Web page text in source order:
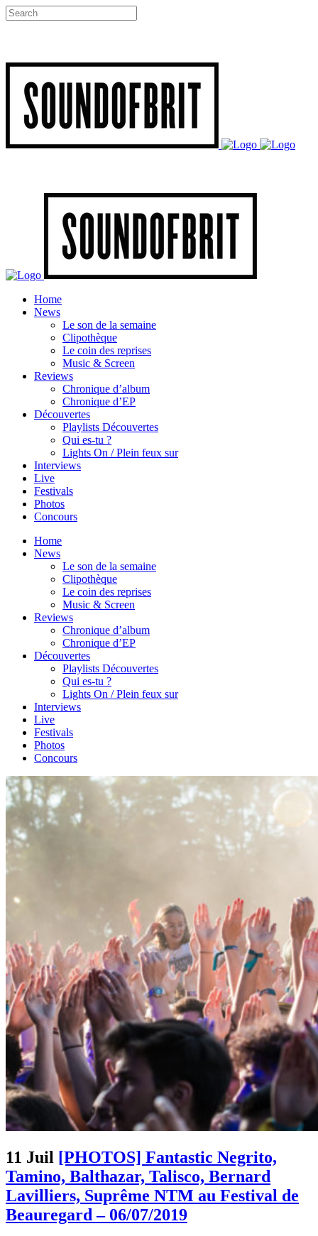
Home
News
Le son de la semaine
Clipothèque
Le coin des reprises
Music & Screen
Reviews
Chronique d’album
Chronique d’EP
Découvertes
Playlists Découvertes
Qui es-tu ?
Lights On / Plein feux sur
Interviews
Live
Festivals
Photos
Concours
Home
News
Le son de la semaine
Clipothèque
Le coin des reprises
Music & Screen
Reviews
Chronique d’album
Chronique d’EP
Découvertes
Playlists Découvertes
Qui es-tu ?
Lights On / Plein feux sur
Interviews
Live
Festivals
Photos
Concours
11 Juil [PHOTOS] Fantastic Negrito,
Tamino, Balthazar, Talisco, Bernard
Lavilliers, Suprême NTM au Festival de
Beauregard – 06/07/2019